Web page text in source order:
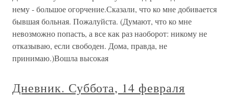
нему - большое огорчение.Сказали, что ко мне добивается
бывшая больная. Пожалуйста. (Думают, что ко мне
невозможно попасть, а все как раз наоборот: никому не
отказываю, если свободен. Дома, правда, не
принимаю.)Вошла высокая
Дневник. Суббота, 14 февраля